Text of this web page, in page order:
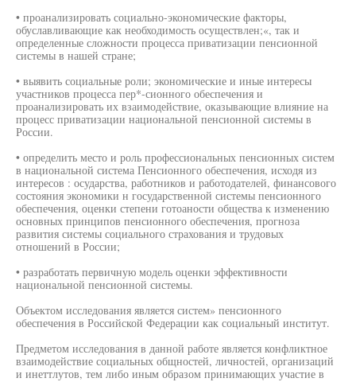
• проанализировать социально-экономические факторы,
обуславливающие как необходимость осуществлен;«, так и
определенные сложности процесса приватизации пенсионной
системы в нашей стране;
• выявить социальные роли; экономические и иные интересы
участников процесса пер*-сионного обеспечения и
проанализировать их взаимодействие, оказывающие влияние на
процесс приватизации национальной пенсионной системы в
России.
• определить место и роль профессиональных пенсионных систем
в национальной система Пенсионного обеспечения, исходя из
интересов : осударства, работников и работодателей, финансового
состояния экономики н государственной системы пенсионного
обеспечения, оценки степени готоаности общества к изменению
основных принципов пенсионного обеспечения, прогноза
развития системы социального страхования и трудовых
отношений в России;
• разработать первичную модель оценки эффективности
национальной пенсионной системы.
Объектом исследования является систем» пенсионного
обеспечения в Российской Федерации как социальный институт.
Предметом исследования в данной работе является конфликтное
взаимодействие социальных общностей, личностей, организаций
и инеттлутов, тем либо иным образом принимающих участие в